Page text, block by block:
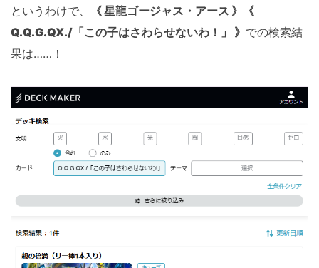
というわけで、
《 星龍ゴージャス・アース 》《
Q.Q.G.QX./「この子はさわらせないわ！」 》 での検索結
果は……！